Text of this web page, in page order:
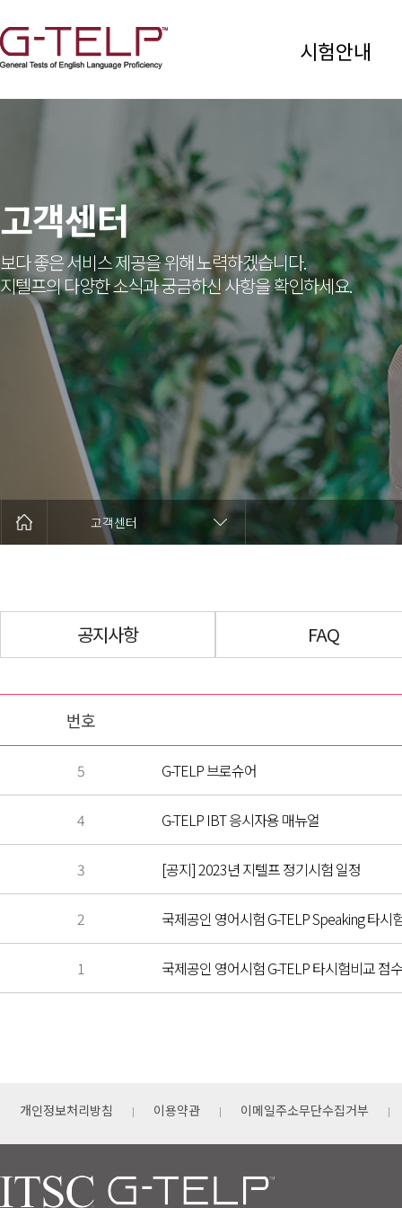
시험안내
고객센터
보다 좋은 서비스 제공을 위해 노력하겠습니다.
지텔프의 다양한 소식과 궁금하신 사항을 확인하세요.
고객센터
공지사항 FAQ
번호
5 G-TELP 브로슈어
4 G-TELP IBT 응시자용 매뉴얼
3 [공지] 2023년 지텔프 정기시험 일정
2 국제공인 영어시험 G-TELP Speaking 타시
1 국제공인 영어시험 G-TELP 타시험비교 점
개인정보처리방침 이용약관 이메일주소무단수집거부